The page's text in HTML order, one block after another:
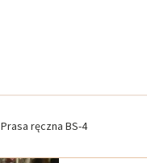
Prasa ręczna BS-4